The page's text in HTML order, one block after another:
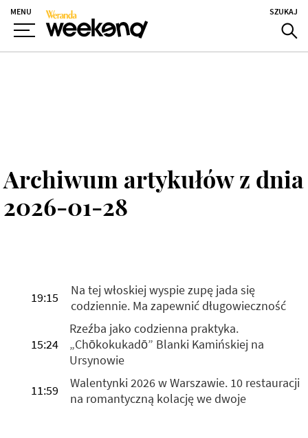
MENU SZUKAJ
Archiwum artykułów z dnia
2026-01-28
19:15
Na tej włoskiej wyspie zupę jada się
codziennie. Ma zapewnić długowieczność
15:24
Rzeźba jako codzienna praktyka.
„Chōkokukadō” Blanki Kamińskiej na
Ursynowie
11:59
Walentynki 2026 w Warszawie. 10 restauracji
na romantyczną kolację we dwoje